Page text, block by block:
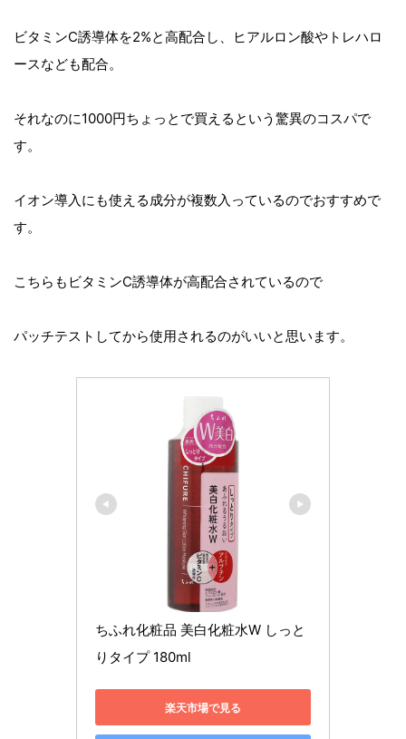
ビタミンC誘導体を2%と高配合し、ヒアルロン酸やトレハロ
ースなども配合。
それなのに1000円ちょっとで買えるという驚異のコスパで
す。
イオン導入にも使える成分が複数入っているのでおすすめで
す。
こちらもビタミンC誘導体が高配合されているので
パッチテストしてから使用されるのがいいと思います。
ちふれ化粧品 美白化粧水W しっと
りタイプ 180ml
楽天市場で見る